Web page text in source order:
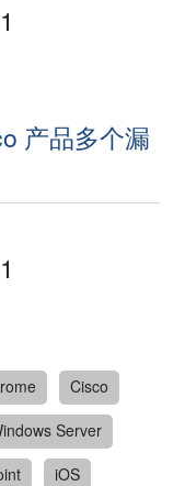
1
产品多个漏
1
Cisco
Server
iOS